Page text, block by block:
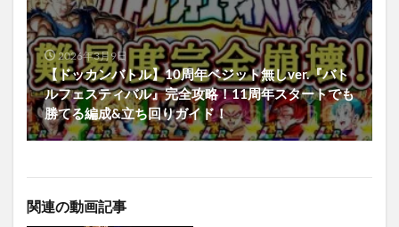
2026年3月9日
【ドッカンバトル】10周年ベジット無しver.『バト
ルフェスティバル』完全攻略！11周年スタートでも
勝てる編成&立ち回りガイド！
関連の動画記事